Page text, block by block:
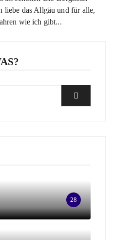
liebe das Allgäu und für alle,
wie ich gibt...
28